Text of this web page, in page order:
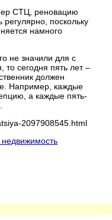
СТЦ, реновацию
поскольку
намного
не значили для с
то сегодня пять лет –
должен
Например, каждые
а каждые пять-
2097908545.html
недвижимость